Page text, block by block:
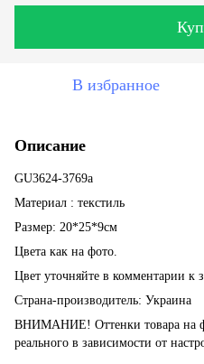
В избранное
Описание
GU3624-3769a
Материал : текстиль
Размер: 20*25*9см
Цвета как на фото.
Цвет уточняйте в комментарии к
Страна-производитель: Украина
ВНИМАНИЕ! Оттенки товара на
реального в зависимости от